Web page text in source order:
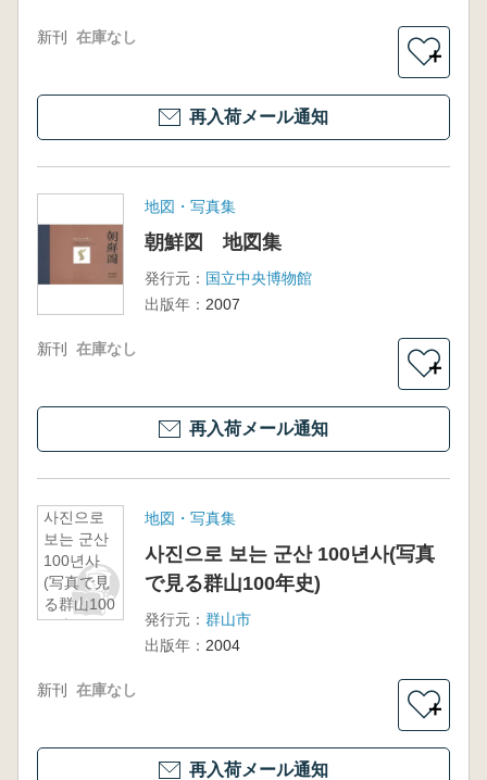
新刊 在庫なし
＋
再入荷メール通知
地図・写真集
朝鮮図 地図集
発行元： 国立中央博物館
出版年： 2007
新刊 在庫なし
＋
再入荷メール通知
사진으로
보는 군산
100년사
(写真で見
る群山100
年史)
地図・写真集
사진으로 보는 군산 100년사(写真
で見る群山100年史)
発行元： 群山市
出版年： 2004
新刊 在庫なし
＋
再入荷メール通知